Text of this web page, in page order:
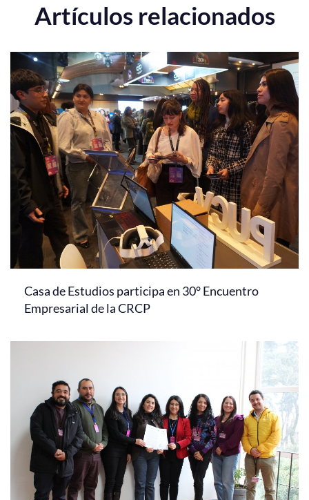
Artículos relacionados
Casa de Estudios participa en 30° Encuentro
Empresarial de la CRCP